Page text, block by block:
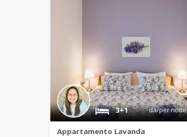
3+1 da/per notte
Appartamento Lavanda